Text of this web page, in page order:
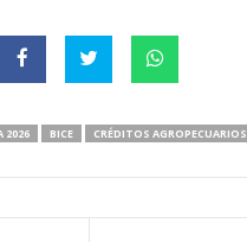
2026 BICE CRÉDITOS AGROPECUARIOS